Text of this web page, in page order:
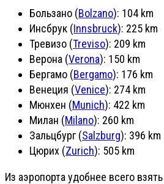
Бользано (Bolzano): 104 km
Инсбрук (Innsbruck): 225 km
Тревизо (Treviso): 209 km
Верона (Verona): 150 km
Бергамо (Bergamo): 176 km
Венеция (Venice): 274 km
Мюнхен (Munich): 422 km
Милан (Milano): 260 km
Зальцбург (Salzburg): 396 km
Цюрих (Zurich): 505 km
Из аэропорта удобнее всего